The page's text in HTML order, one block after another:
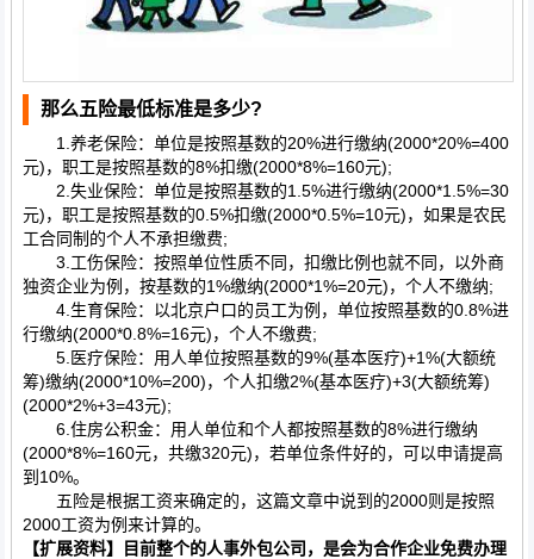
那么五险最低标准是多少?
1.养老保险：单位是按照基数的20%进行缴纳(2000*20%=400
元)，职工是按照基数的8%扣缴(2000*8%=160元);
2.失业保险：单位是按照基数的1.5%进行缴纳(2000*1.5%=30
元)，职工是按照基数的0.5%扣缴(2000*0.5%=10元)，如果是农民
工合同制的个人不承担缴费;
3.工伤保险：按照单位性质不同，扣缴比例也就不同，以外商
独资企业为例，按基数的1%缴纳(2000*1%=20元)，个人不缴纳;
4.生育保险：以北京户口的员工为例，单位按照基数的0.8%进
行缴纳(2000*0.8%=16元)，个人不缴费;
5.医疗保险：用人单位按照基数的9%(基本医疗)+1%(大额统
筹)缴纳(2000*10%=200)，个人扣缴2%(基本医疗)+3(大额统筹)
(2000*2%+3=43元);
6.住房公积金：用人单位和个人都按照基数的8%进行缴纳
(2000*8%=160元，共缴320元)，若单位条件好的，可以申请提高
到10%。
五险是根据工资来确定的，这篇文章中说到的2000则是按照
2000工资为例来计算的。
【扩展资料】目前整个的人事外包公司，是会为合作企业免费办理